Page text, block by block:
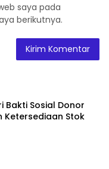
saya pada
berikutnya.
Bakti Sosial Donor
Ketersediaan Stok